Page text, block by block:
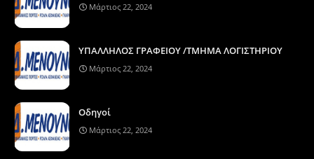
Μάρτιος 22, 2024
ΥΠΑΛΛΗΛΟΣ ΓΡΑΦΕΙΟΥ /ΤΜΗΜΑ ΛΟΓΙΣΤΗΡΙΟΥ
Μάρτιος 22, 2024
Οδηγοί
Μάρτιος 22, 2024